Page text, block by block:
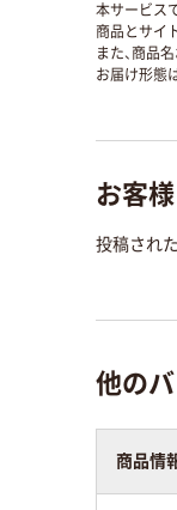
本サービス
商品とサイ
また、商品
お届け形態
お客
投稿され
他の
商品情